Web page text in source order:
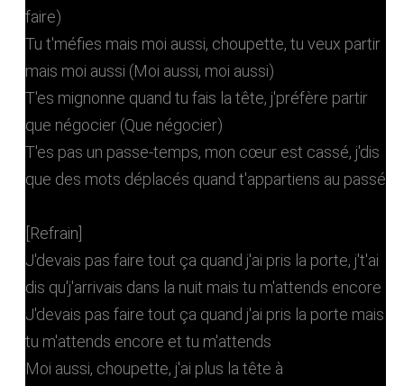
faire)
Tu t'méfies mais moi aussi, choupette, tu veux partir
mais moi aussi (Moi aussi, moi aussi)
T'es mignonne quand tu fais la tête, j'préfère partir
que négocier (Que négocier)
T'es pas un passe-temps, mon cœur est cassé, j'dis
que des mots déplacés quand t'appartiens au passé
[Refrain]
J'devais pas faire tout ça quand j'ai pris la porte, j't'ai
dis qu'j'arrivais dans la nuit mais tu m'attends encore
J'devais pas faire tout ça quand j'ai pris la porte mais
tu m'attends encore et tu m'attends
Moi aussi, choupette, j'ai plus la tête à